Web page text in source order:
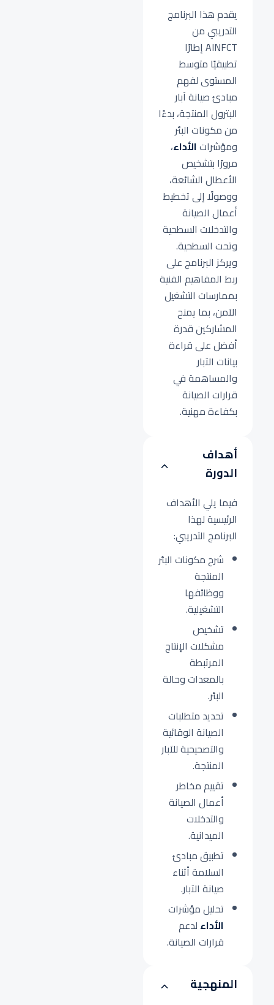
يقدم هذا البرنامج
التدريبي من
AINFCT إطارًا
تطبيقيًا متوسط
المستوى لفهم
مبادئ صيانة آبار
البترول المنتجة، بدءًا
من مكونات البئر
ومؤشراتالأداء،
مرورًا بتشخيص
الأعطال الشائعة،
ووصولًا إلى تخطيط
أعمال الصيانة
والتدخلات السطحية
وتحت السطحية.
ويركز البرنامج على
ربط المفاهيم الفنية
بممارسات التشغيل
الآمن، بما يمنح
المشاركين قدرة
أفضل على قراءة
بيانات الآبار
والمساهمة في
قرارات الصيانة
بكفاءة مهنية.
أهداف
الدورة
فيما يلي الأهداف
الرئيسية لهذا
البرنامج التدريبي:
شرح مكونات البئر
المنتجة
ووظائفها
التشغيلية.
تشخيص
مشكلات الإنتاج
المرتبطة
بالمعدات وحالة
البئر.
تحديد متطلبات
الصيانة الوقائية
والتصحيحية للآبار
المنتجة.
تقييم مخاطر
أعمال الصيانة
والتدخلات
الميدانية.
تطبيق مبادئ
السلامة أثناء
صيانة الآبار.
تحليل مؤشرات
الأداء لدعم
قرارات الصيانة.
المنهجية